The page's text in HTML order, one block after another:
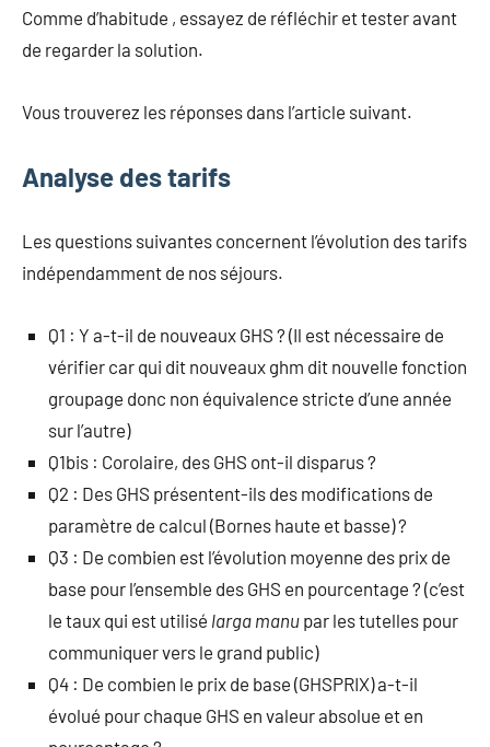
Comme d’habitude , essayez de réfléchir et tester avant
de regarder la solution.
Vous trouverez les réponses dans l’article suivant.
Analyse des tarifs
Les questions suivantes concernent l’évolution des tarifs
indépendamment de nos séjours.
Q1 : Y a-t-il de nouveaux GHS ? (Il est nécessaire de
vérifier car qui dit nouveaux ghm dit nouvelle fonction
groupage donc non équivalence stricte d’une année
sur l’autre)
Q1bis : Corolaire, des GHS ont-il disparus ?
Q2 : Des GHS présentent-ils des modifications de
paramètre de calcul (Bornes haute et basse) ?
Q3 : De combien est l’évolution moyenne des prix de
base pour l’ensemble des GHS en pourcentage ? (c’est
le taux qui est utilisé larga manu par les tutelles pour
communiquer vers le grand public)
Q4 : De combien le prix de base (GHSPRIX) a-t-il
évolué pour chaque GHS en valeur absolue et en